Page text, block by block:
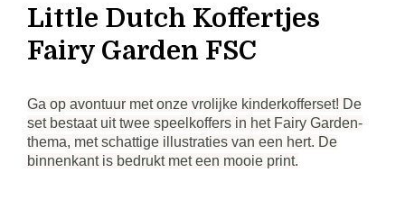
Little Dutch Koffertjes
Fairy Garden FSC
Ga op avontuur met onze vrolijke kinderkofferset! De
set bestaat uit twee speelkoffers in het Fairy Garden-
thema, met schattige illustraties van een hert. De
binnenkant is bedrukt met een mooie print.